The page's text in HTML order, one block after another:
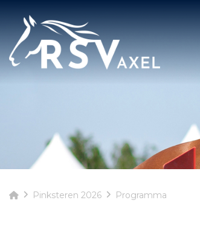
Pinksteren 2026 Programma